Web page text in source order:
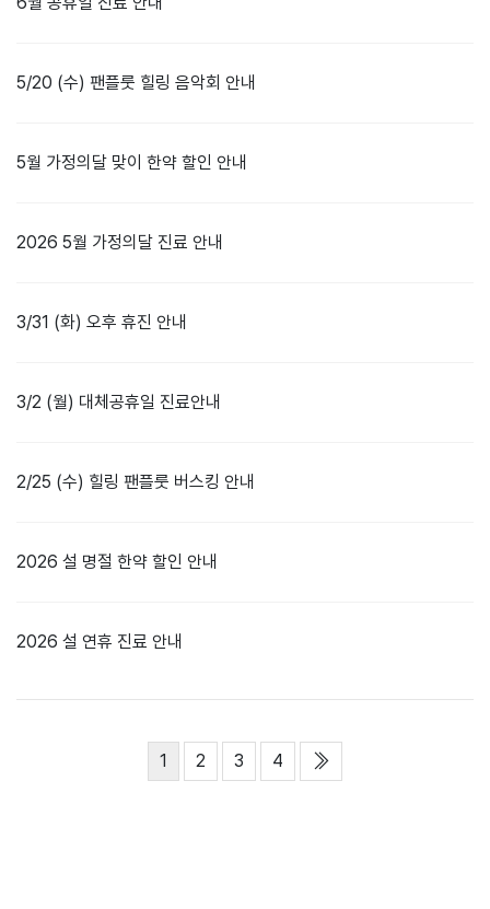
5/20 (수) 팬플룻 힐링 음악회 안내
5월 가정의달 맞이 한약 할인 안내
2026 5월 가정의달 진료 안내
3/31 (화) 오후 휴진 안내
3/2 (월) 대체공휴일 진료안내
2/25 (수) 힐링 팬플룻 버스킹 안내
2026 설 명절 한약 할인 안내
2026 설 연휴 진료 안내
열린
1 페이지
2 페이지
3 페이지
4 페이지